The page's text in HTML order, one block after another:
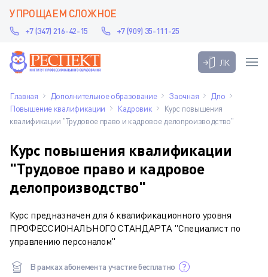
УПРОЩАЕМ СЛОЖНОЕ
+7 (347) 216-42-15 +7 (909) 35-111-25
ЛК
Главная Дополнительное образование Заочная
Дпо
Повышение квалификации
Кадровик
Курс повышения
квалификации "Трудовое право и кадровое делопроизводство"
Курс повышения квалификации
"Трудовое право и кадровое
делопроизводство"
Курс предназначен для 6 квалификационного уровня
ПРОФЕССИОНАЛЬНОГО СТАНДАРТА "Специалист по
управлению персоналом"
В рамках абонемента участие бесплатно